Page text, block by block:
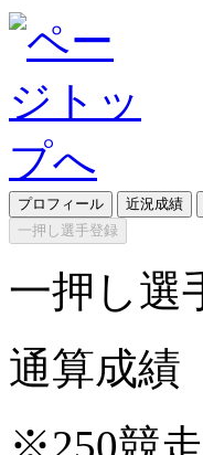
プロフィール 近況成績
一押し選手登録
一押し選
通算成績